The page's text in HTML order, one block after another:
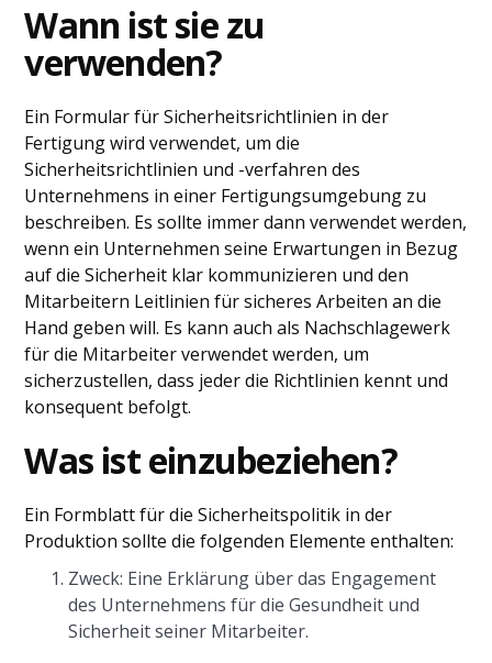
Wann ist sie zu
verwenden?
Ein Formular für Sicherheitsrichtlinien in der
Fertigung wird verwendet, um die
Sicherheitsrichtlinien und -verfahren des
Unternehmens in einer Fertigungsumgebung zu
beschreiben. Es sollte immer dann verwendet werden,
wenn ein Unternehmen seine Erwartungen in Bezug
auf die Sicherheit klar kommunizieren und den
Mitarbeitern Leitlinien für sicheres Arbeiten an die
Hand geben will. Es kann auch als Nachschlagewerk
für die Mitarbeiter verwendet werden, um
sicherzustellen, dass jeder die Richtlinien kennt und
konsequent befolgt.
Was ist einzubeziehen?
Ein Formblatt für die Sicherheitspolitik in der
Produktion sollte die folgenden Elemente enthalten:
Zweck: Eine Erklärung über das Engagement
des Unternehmens für die Gesundheit und
Sicherheit seiner Mitarbeiter.